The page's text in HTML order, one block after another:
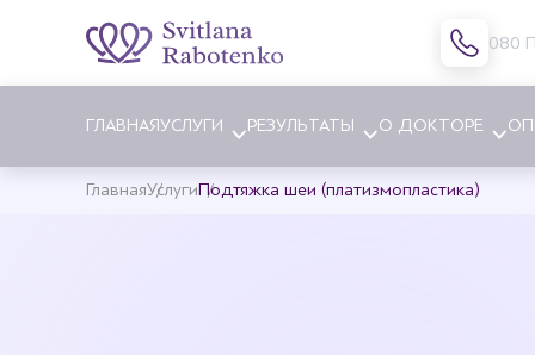
080
ГЛАВНАЯУСЛУГИ РЕЗУЛЬТАТЫ О ДОКТОРЕ
ГлавнаяУслугиПодтяжка шеи (платизмопластика)